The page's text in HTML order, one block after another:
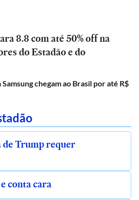
8.8 com até 50% off na
do Estadão e do
chegam ao Brasil por até R$
Trump requer
conta cara